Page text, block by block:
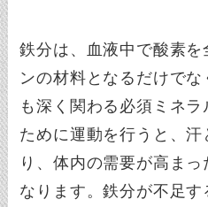
鉄分は、血液中で酸素
ンの材料となるだけで
も深く関わる必須ミネ
ために運動を行うと、
り、体内の需要が高ま
なります。鉄分が不足